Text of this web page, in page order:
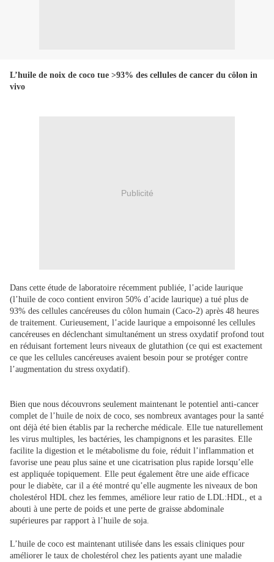
L’huile de noix de coco tue >93% des cellules de cancer du côlon in
vivo
Publicité
Dans cette étude de laboratoire récemment publiée, l’acide laurique
(l’huile de coco contient environ 50% d’acide laurique) a tué plus de
93% des cellules cancéreuses du côlon humain (Caco-2) après 48 heures
de traitement. Curieusement, l’acide laurique a empoisonné les cellules
cancéreuses en déclenchant simultanément un stress oxydatif profond tout
en réduisant fortement leurs niveaux de glutathion (ce qui est exactement
ce que les cellules cancéreuses avaient besoin pour se protéger contre
l’augmentation du stress oxydatif).
Bien que nous découvrons seulement maintenant le potentiel anti-cancer
complet de l’huile de noix de coco, ses nombreux avantages pour la santé
ont déjà été bien établis par la recherche médicale. Elle tue naturellement
les virus multiples, les bactéries, les champignons et les parasites. Elle
facilite la digestion et le métabolisme du foie, réduit l’inflammation et
favorise une peau plus saine et une cicatrisation plus rapide lorsqu’elle
est appliquée topiquement. Elle peut également être une aide efficace
pour le diabète, car il a été montré qu’elle augmente les niveaux de bon
cholestérol HDL chez les femmes, améliore leur ratio de LDL:HDL, et a
abouti à une perte de poids et une perte de graisse abdominale
supérieures par rapport à l’huile de soja.
L’huile de coco est maintenant utilisée dans les essais cliniques pour
améliorer le taux de cholestérol chez les patients ayant une maladie